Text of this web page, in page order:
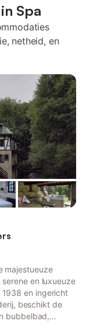
Spa
netheid, en
majestueuze
en luxueuze
1938 en ingericht
beschikt de
bubbelbad,